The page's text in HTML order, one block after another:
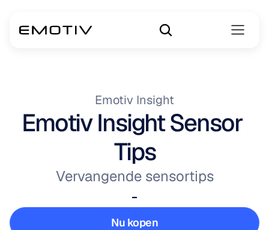
Emotiv Insight
Emotiv Insight Sensor
Tips
Vervangende sensortips
-
Nu kopen